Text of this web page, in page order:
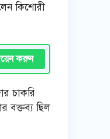
কিশোরী
করুন
চাকরি
বক্তব্য ছিল